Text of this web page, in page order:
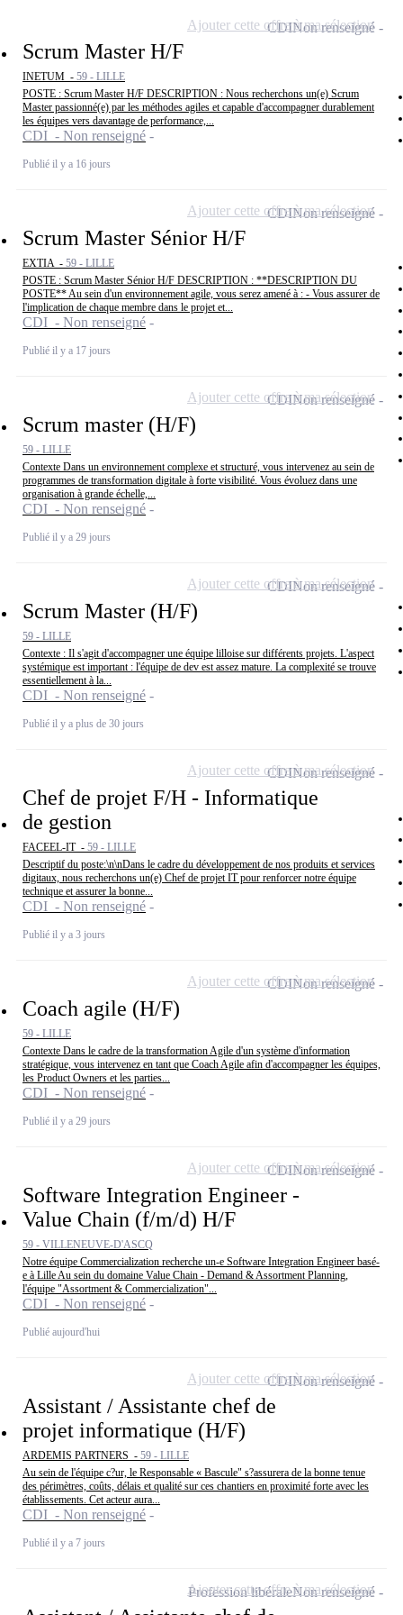
Scrum Master H/F
INETUM - 59 - LILLE
POSTE : Scrum Master H/F DESCRIPTION : Nous recherchons un(e) Scrum
Master passionné(e) par les méthodes agiles et capable d'accompagner durablement
les équipes vers davantage de performance,...
CDI - Non renseigné
Publié il y a 16 jours
CDINon renseigné
Ajouter cette offre à ma sélection
Scrum Master Sénior H/F
EXTIA - 59 - LILLE
POSTE : Scrum Master Sénior H/F DESCRIPTION : **DESCRIPTION DU
POSTE** Au sein d'un environnement agile, vous serez amené à : - Vous assurer de
l'implication de chaque membre dans le projet et...
CDI - Non renseigné
Publié il y a 17 jours
CDINon renseigné
Ajouter cette offre à ma sélection
Scrum master (H/F)
59 - LILLE
Contexte Dans un environnement complexe et structuré, vous intervenez au sein de
programmes de transformation digitale à forte visibilité. Vous évoluez dans une
organisation à grande échelle,...
CDI - Non renseigné
Publié il y a 29 jours
CDINon renseigné
Ajouter cette offre à ma sélection
Scrum Master (H/F)
59 - LILLE
Contexte : Il s'agit d'accompagner une équipe lilloise sur différents projets. L'aspect
systémique est important : l'équipe de dev est assez mature. La complexité se trouve
essentiellement à la...
CDI - Non renseigné
Publié il y a plus de 30 jours
CDINon renseigné
Ajouter cette offre à ma sélection
Chef de projet F/H - Informatique
de gestion
FACEEL-IT - 59 - LILLE
Descriptif du poste:\n\nDans le cadre du développement de nos produits et services
digitaux, nous recherchons un(e) Chef de projet IT pour renforcer notre équipe
technique et assurer la bonne...
CDI - Non renseigné
Publié il y a 3 jours
CDINon renseigné
Ajouter cette offre à ma sélection
Coach agile (H/F)
59 - LILLE
Contexte Dans le cadre de la transformation Agile d'un système d'information
stratégique, vous intervenez en tant que Coach Agile afin d'accompagner les équipes,
les Product Owners et les parties...
CDI - Non renseigné
Publié il y a 29 jours
CDINon renseigné
Ajouter cette offre à ma sélection
Software Integration Engineer -
Value Chain (f/m/d) H/F
59 - VILLENEUVE-D'ASCQ
Notre équipe Commercialization recherche un-e Software Integration Engineer basé-
e à Lille Au sein du domaine Value Chain - Demand & Assortment Planning,
l'équipe "Assortment & Commercialization"...
CDI - Non renseigné
Publié aujourd'hui
CDINon renseigné
Ajouter cette offre à ma sélection
Assistant / Assistante chef de
projet informatique (H/F)
ARDEMIS PARTNERS - 59 - LILLE
Au sein de l'équipe c?ur, le Responsable « Bascule" s?assurera de la bonne tenue
des périmètres, coûts, délais et qualité sur ces chantiers en proximité forte avec les
établissements. Cet acteur aura...
CDI - Non renseigné
Publié il y a 7 jours
CDINon renseigné
Ajouter cette offre à ma sélection
Profession libéraleNon renseigné
Ajouter cette offre à ma sélection